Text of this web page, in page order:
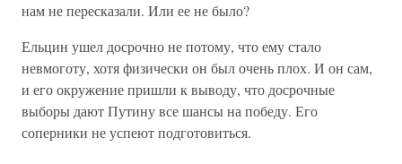
нам не пересказали. Или ее не было?
Ельцин ушел досрочно не потому, что ему стало
невмоготу, хотя физически он был очень плох. И он сам,
и его окружение пришли к выводу, что досрочные
выборы дают Путину все шансы на победу. Его
соперники не успеют подготовиться.